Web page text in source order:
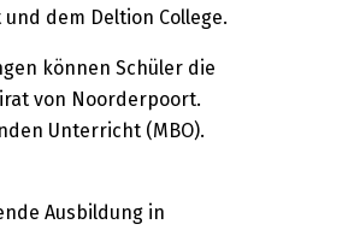
dem Deltion College.
können Schüler die
von Noorderpoort.
Unterricht (MBO).
Ausbildung in